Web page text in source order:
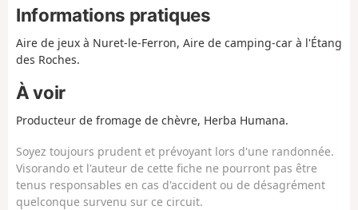
Informations pratiques
Aire de jeux à Nuret-le-Ferron, Aire de camping-car à l'Étang
des Roches.
À voir
Producteur de fromage de chèvre, Herba Humana.
Soyez toujours prudent et prévoyant lors d'une randonnée.
Visorando et l'auteur de cette fiche ne pourront pas être
tenus responsables en cas d'accident ou de désagrément
quelconque survenu sur ce circuit.